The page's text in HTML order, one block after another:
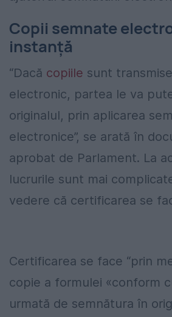
Copii semnate
instanță
“Dacă copiile sunt
electronic, partea le va
originalul, prin aplicarea
electronice”, se arată în
aprobat de Parlament. La
lucrurile sunt mai
vedere că certificarea se
Certificarea se face “prin
copie a formulei «conform
urmată de semnătura în